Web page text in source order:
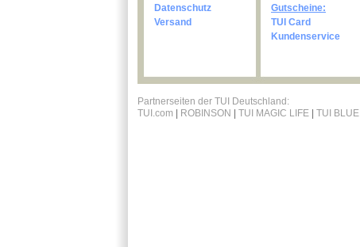
Datenschutz
Versand
Gutscheine:
TUI Card
Kundenservice
Partnerseiten der TUI Deutschland:
TUI.com
ROBINSON TUI MAGIC LIFE TUI BLUE